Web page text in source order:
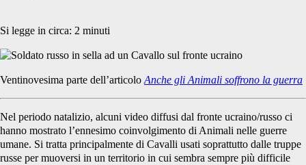
Si legge in circa: 2 minuti
Ventinovesima parte dell’articolo Anche gli Animali soffrono la guerra
Nel periodo natalizio, alcuni video diffusi dal fronte ucraino/russo ci
hanno mostrato l’ennesimo coinvolgimento di Animali nelle guerre
umane. Si tratta principalmente di Cavalli usati soprattutto dalle truppe
russe per muoversi in un territorio in cui sembra sempre più difficile